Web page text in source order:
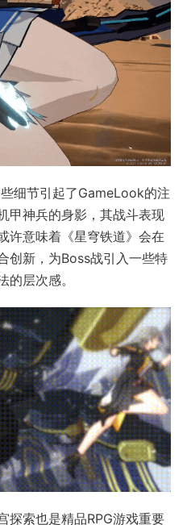
细节引起了GameLook的注
甲神兵的身影，其战斗表现
许意味着《星穹铁道》会在
创新，为Boss战引入一些特
层次感。
探索也是精品RPG游戏重要